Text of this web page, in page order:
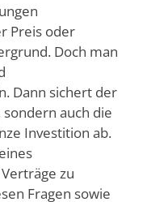
Preis oder
Doch man
Dann sichert der
auch die
Investition ab.
zu
Fragen sowie